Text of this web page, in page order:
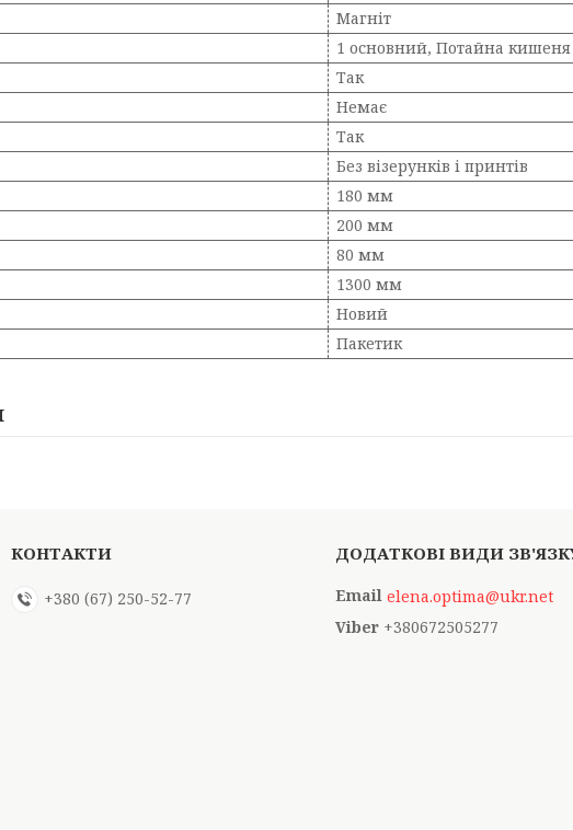
Магніт
1 основний, Потайна кишеня
Так
Немає
Так
Без візерунків і принтів
180 мм
200 мм
80 мм
1300 мм
Новий
Пакетик
+380 (67) 250-52-77
elena.optima@ukr.net
+380672505277